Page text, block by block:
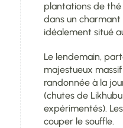
plantations de thé
dans un charmant
idéalement situé
Le lendemain,
majestueux
randonnée à la
(chutes de
expérimentés).
couper le souffle.